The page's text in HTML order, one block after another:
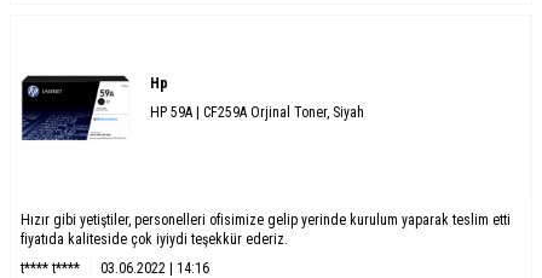
Hp
HP 59A | CF259A Orjinal Toner, Siyah
Hızır gibi yetiştiler, personelleri ofisimize gelip yerinde kurulum yaparak teslim etti
fiyatıda kaliteside çok iyiydi teşekkür ederiz.
t**** t****
03.06.2022 | 14:16